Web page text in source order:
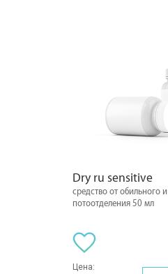
Dry ru sensitive
средство от обильного
потоотделения 50 мл
Цена: